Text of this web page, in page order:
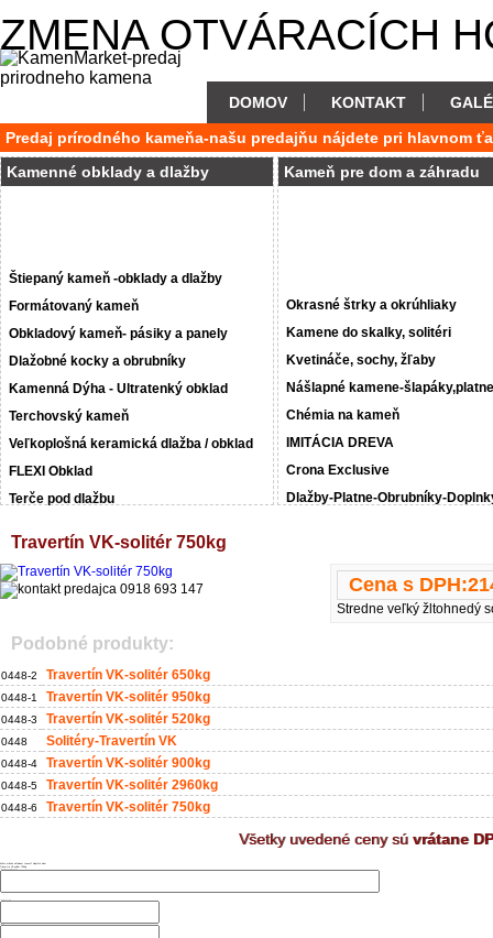
ZMENA OTVÁRACÍCH
DOMOV KONTAKT
Predaj prírodného kameňa-našu predajňu nájdete pri hlavnom
Kamenné obklady a dlažby
Štiepaný kameň -obklady a dlažby
Formátovaný kameň
Obkladový kameň- pásiky a panely
Dlažobné kocky a obrubníky
Kamenná Dýha - Ultratenký obklad
Terchovský kameň
Veľkoplošná keramická dlažba / obklad
FLEXI Obklad
Terče pod dlažbu
Kameň pre dom a záhradu
Okrasné štrky a okrúhliaky
Kamene do skalky, solitéri
Kvetináče, sochy, žľaby
Nášlapné kamene-šlapáky,platne
Chémia na kameň
IMITÁCIA DREVA
Crona Exclusive
Dlažby-Platne-Obrubníky-
Travertín VK-solitér 750kg
Cena s DPH:
Stredne veľký žltohnedý
Podobné produkty:
0448-2 Travertín VK-solitér 650kg
0448-1 Travertín VK-solitér 950kg
0448-3 Travertín VK-solitér 520kg
0448 Solitéry-Travertín VK
0448-4 Travertín VK-solitér 900kg
0448-5 Travertín VK-solitér 2960kg
0448-6 Travertín VK-solitér 750kg
Všetky uvedené ceny sú vrátane
Máte otázku ohľadom tovaru? Napíšte nám
Travertín VK-solitér 750kg